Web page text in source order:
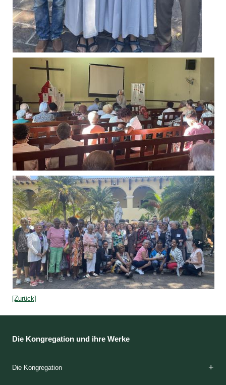
[Zurück]
Die Kongregation und ihre Werke
Die Kongregation